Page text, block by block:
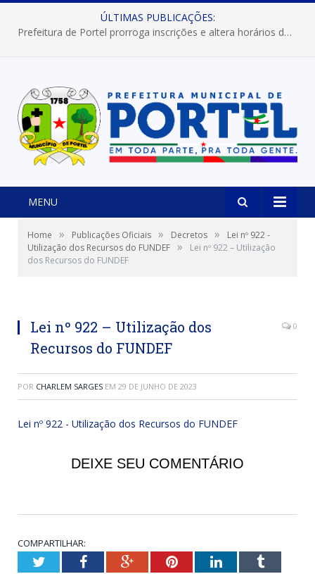
ÚLTIMAS PUBLICAÇÕES:
Prefeitura de Portel prorroga inscrições e altera horários dos concursos “Musa” e “Miss Mix Verão 2026”
MENU
Home » Publicações Oficiais » Decretos »
Lei nº 922 -
Utilização dos Recursos do FUNDEF »
Lei nº 922 – Utilização
dos Recursos do FUNDEF
Lei nº 922 – Utilização dos
Recursos do FUNDEF
0
POR CHARLEM SARGES EM 29 DE JUNHO DE 2023
Lei nº 922 - Utilização dos Recursos do FUNDEF
DEIXE SEU COMENTÁRIO
COMPARTILHAR:
TwitterFacebookGoogle+PinterestLinkedInTumblr